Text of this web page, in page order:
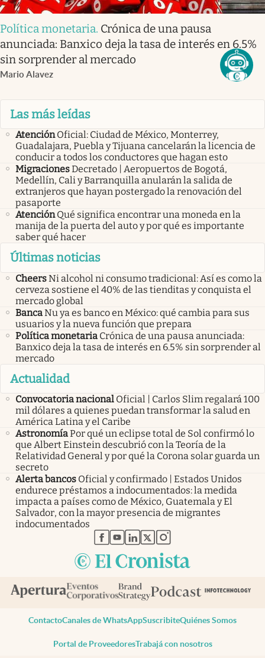
Política monetaria. Crónica de una pausa
anunciada: Banxico deja la tasa de interés en 6.5%
sin sorprender al mercado
Mario Alavez
Las más leídas
Atención Oficial: Ciudad de México, Monterrey,
Guadalajara, Puebla y Tijuana cancelarán la licencia de
conducir a todos los conductores que hagan esto
MigracionesDecretado | Aeropuertos de Bogotá,
Medellín, Cali y Barranquilla anularán la salida de
extranjeros que hayan postergado la renovación del
pasaporte
Atención Qué significa encontrar una moneda en la
manija de la puerta del auto y por qué es importante
saber qué hacer
Últimas noticias
CheersNi alcohol ni consumo tradicional: Así es como la
cerveza sostiene el 40% de las tienditas y conquista el
mercado global
BancaNu ya es banco en México: qué cambia para sus
usuarios y la nueva función que prepara
Política monetaria Crónica de una pausa anunciada:
Banxico deja la tasa de interés en 6.5% sin sorprender al
mercado
Actualidad
Convocatoria nacional Oficial | Carlos Slim regalará 100
mil dólares a quienes puedan transformar la salud en
América Latina y el Caribe
AstronomíaPor qué un eclipse total de Sol confirmó lo
que Albert Einstein descubrió con la Teoría de la
Relatividad General y por qué la Corona solar guarda un
secreto
Alerta bancos Oficial y confirmado | Estados Unidos
endurece préstamos a indocumentados: la medida
impacta a países como de México, Guatemala y El
Salvador, con la mayor presencia de migrantes
indocumentados
abre en nueva pestaña
abre en nueva pestaña
abre en nueva pestaña
abre en nueva pestaña
abre en nueva pestaña
ContactoCanales de WhatsAppSuscribiteQuiénes Somos
Portal de ProveedoresTrabajá con nosotros